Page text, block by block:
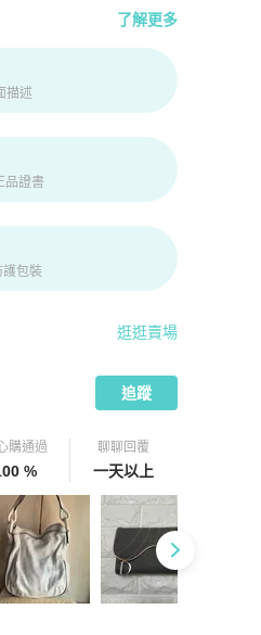
了解更多
驗流程介紹
描述
品證書
包裝
逛逛賣場
追蹤
購通過
%
聊聊回覆
一天以上